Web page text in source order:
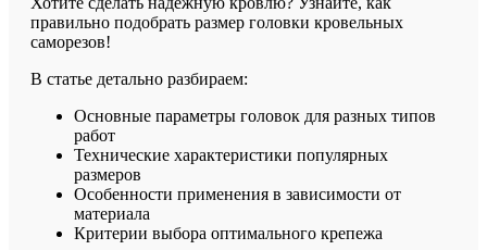
правильно подобрать размер головки кровельных
саморезов!
В статье детально разбираем:
Основные параметры головок для разных типов
работ
Технические характеристики популярных
размеров
Особенности применения в зависимости от
материала
Критерии выбора оптимального крепежа